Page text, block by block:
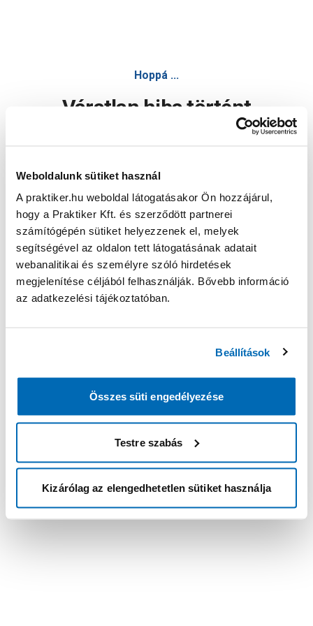
Weboldalunk sütiket használ
A praktiker.hu weboldal látogatásakor Ön hozzájárul,
hogy a Praktiker Kft. és szerződött partnerei
számítógépén sütiket helyezzenek el, melyek
segítségével az oldalon tett látogatásának adatait
webanalitikai és személyre szóló hirdetések
megjelenítése céljából felhasználják. Bővebb információ
az adatkezelési tájékoztatóban.
Beállítások
Összes süti engedélyezése
Testre szabás
Kizárólag az elengedhetetlen sütiket használja
Hoppá ...
Váratlan hiba történt
Oldal újratöltése